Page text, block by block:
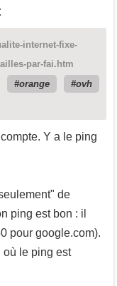
internet-fixe-
par-fai.htm
orange
ovh
Y a le ping
de
ping est bon : il
pour google.com).
où le ping est